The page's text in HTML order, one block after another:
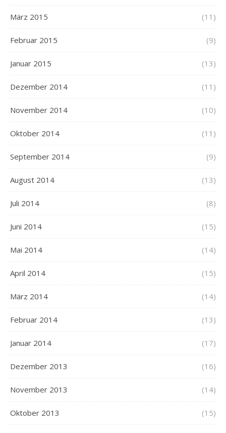
März 2015 (11)
Februar 2015 (9)
Januar 2015 (13)
Dezember 2014 (11)
November 2014 (10)
Oktober 2014 (11)
September 2014 (9)
August 2014 (13)
Juli 2014 (8)
Juni 2014 (15)
Mai 2014 (14)
April 2014 (15)
März 2014 (14)
Februar 2014 (13)
Januar 2014 (17)
Dezember 2013 (16)
November 2013 (14)
Oktober 2013 (15)